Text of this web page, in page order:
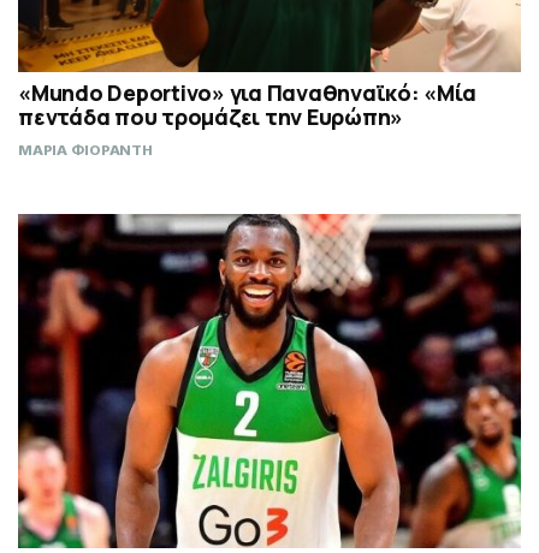
«Mundo Deportivo» για Παναθηναϊκό: «Μία
πεντάδα που τρομάζει την Ευρώπη»
ΜΑΡΙΑ ΦΙΟΡΑΝΤΗ